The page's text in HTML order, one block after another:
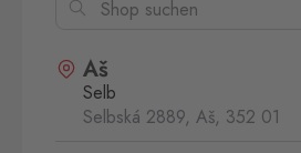
Aš
Selb
Selbská 2889, Aš, 352 01